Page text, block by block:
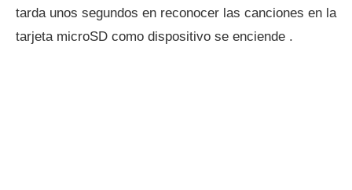
tarda unos segundos en reconocer las canciones en la
tarjeta microSD como dispositivo se enciende .